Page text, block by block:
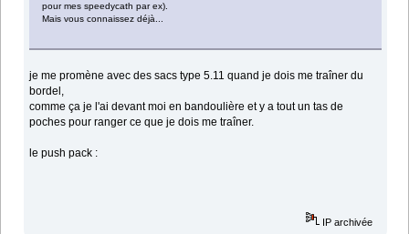
pour mes speedycath par ex).
Mais vous connaissez déjà...
je me promène avec des sacs type 5.11 quand je dois me traîner du
bordel,
comme ça je l'ai devant moi en bandoulière et y a tout un tas de
poches pour ranger ce que je dois me traîner.
le push pack :
IP archivée